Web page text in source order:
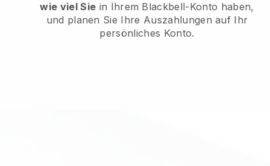
wie viel Sie in Ihrem Blackbell-Konto haben,
und planen Sie Ihre Auszahlungen auf Ihr
persönliches Konto.